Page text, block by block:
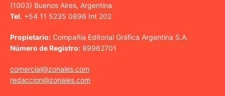
(1003) Buenos Aires, Argentina
Tel. +54 11 5235 0896 Int 202
Propietario: Compañía Editorial Gráfica Argentina S.A.
Número de Registro: 89962701
comercial@zonales.com
redaccion@zonales.com